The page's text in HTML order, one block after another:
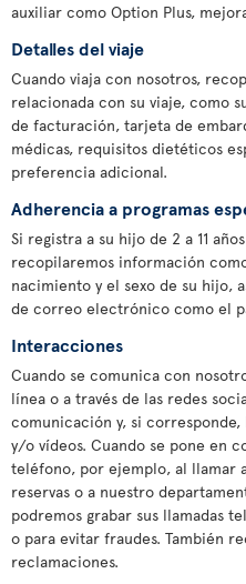
auxiliar como Option Plus,
Detalles del viaje
Cuando viaja con nosotros,
relacionada con su viaje, como
de facturación, tarjeta de
médicas, requisitos dietéticos
preferencia adicional.
Adherencia a programas
Si registra a su hijo de 2 a 11
recopilaremos información
nacimiento y el sexo de su hijo,
de correo electrónico como el
Interacciones
Cuando se comunica con
línea o a través de las redes
comunicación y, si
y/o vídeos. Cuando se pone en
teléfono, por ejemplo, al llamar
reservas o a nuestro
podremos grabar sus llamadas
o para evitar fraudes. También
reclamaciones.